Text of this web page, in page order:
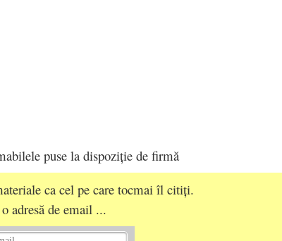
puse la dispoziție de firmă
ca cel pe care tocmai îl citiți.
adresă de email ...